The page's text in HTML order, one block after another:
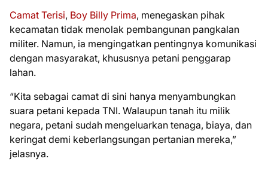
Camat Terisi, Boy Billy Prima, menegaskan pihak
kecamatan tidak menolak pembangunan pangkalan
militer. Namun, ia mengingatkan pentingnya komunikasi
dengan masyarakat, khususnya petani penggarap
lahan.
“Kita sebagai camat di sini hanya menyambungkan
suara petani kepada TNI. Walaupun tanah itu milik
negara, petani sudah mengeluarkan tenaga, biaya, dan
keringat demi keberlangsungan pertanian mereka,”
jelasnya.